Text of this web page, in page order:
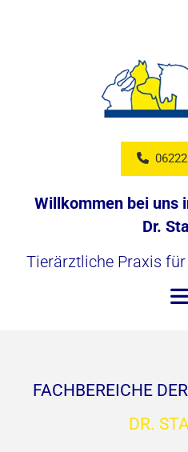
Willkommen bei uns
Dr.
Tierärztliche Praxis
FACHBEREICHE
DR.